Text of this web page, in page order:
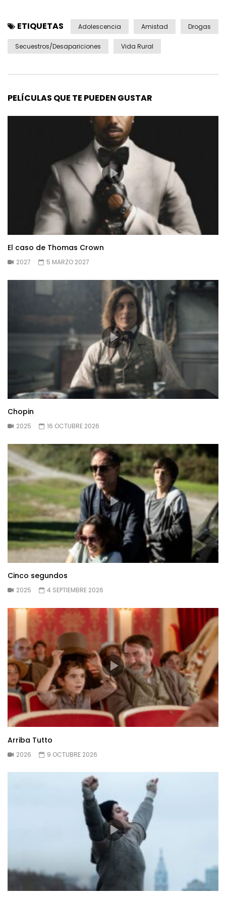
ETIQUETAS Adolescencia Amistad Drogas
Secuestros/Desapariciones Vida Rural
PELÍCULAS QUE TE PUEDEN GUSTAR
El caso de Thomas Crown
2027 5 MARZO 2027
Chopin
2025 16 OCTUBRE 2026
Cinco segundos
2025 4 SEPTIEMBRE 2026
Arriba Tutto
2026 9 OCTUBRE 2026